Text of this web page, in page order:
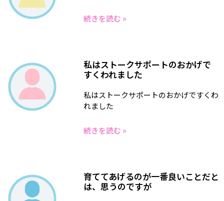
続きを読む »
私はストークサポートのおかげで
すくわれました
私はストークサポートのおかげですくわ
れました
続きを読む »
育ててあげるのが一番良いことだと
は、思うのですが